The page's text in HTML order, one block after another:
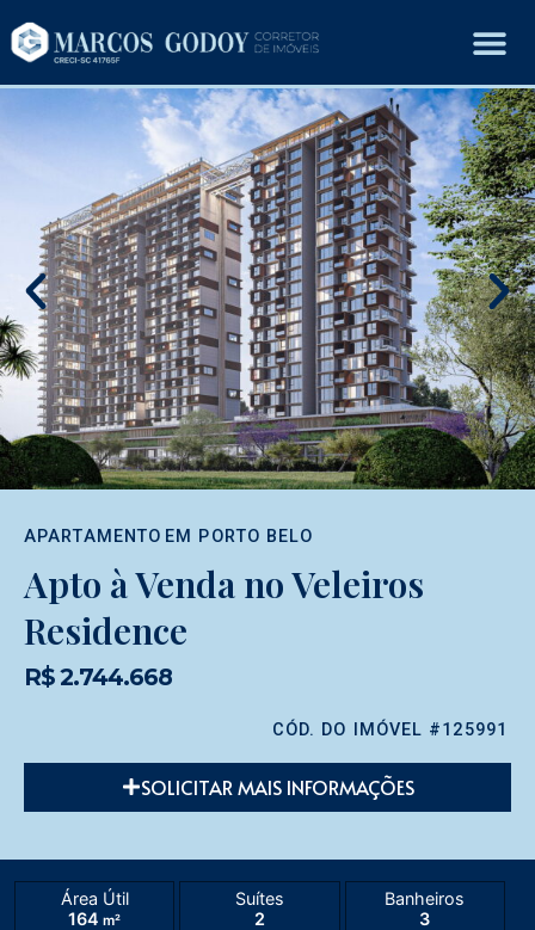
APARTAMENTO EM PORTO BELO
Apto à Venda no Veleiros
Residence
R$ 2.744.668
CÓD. DO IMÓVEL #125991
SOLICITAR MAIS INFORMAÇÕES
Área Útil
164 m²
Suítes
2
Banheiros
3